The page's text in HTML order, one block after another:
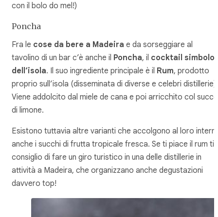
con il bolo do mel!)
Poncha
Fra le cose da bere a Madeira e da sorseggiare al
tavolino di un bar c’è anche il Poncha, il cocktail simbolo
dell’isola. Il suo ingrediente principale è il Rum, prodotto
proprio sull’isola (disseminata di diverse e celebri distillerie).
Viene addolcito dal miele de cana e poi arricchito col succo
di limone.
Esistono tuttavia altre varianti che accolgono al loro
anche i succhi di frutta tropicale fresca. Se ti piace il rum ti
consiglio di fare un giro turistico in una delle distillerie in
attività a Madeira, che organizzano anche degustazioni
davvero top!